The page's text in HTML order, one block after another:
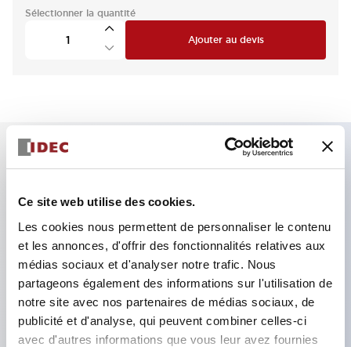
Ce site web utilise des cookies.
Les cookies nous permettent de personnaliser le contenu
et les annonces, d'offrir des fonctionnalités relatives aux
médias sociaux et d'analyser notre trafic. Nous
partageons également des informations sur l'utilisation de
notre site avec nos partenaires de médias sociaux, de
publicité et d'analyse, qui peuvent combiner celles-ci
avec d'autres informations que vous leur avez fournies
Sélectionner la quantité
Ajouter au devis
permettant le changement de disposition des
couleurs est réalisée. L'adoption d'une structure de
borne SS permet de réduire le temps de travail de
câblage, en plus de réaliser une structure intégrée
du couvercle de la borne et du corps principal, ainsi